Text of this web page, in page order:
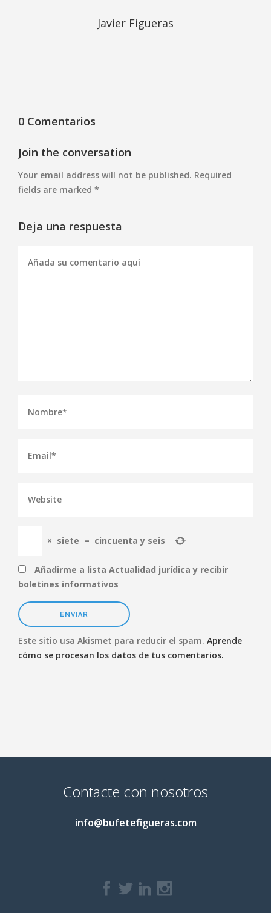
Javier Figueras
0 Comentarios
Join the conversation
Your email address will not be published. Required
fields are marked *
Deja una respuesta
× siete = cincuenta y seis
Añadirme a lista Actualidad jurídica y recibir
boletines informativos
Este sitio usa Akismet para reducir el spam. Aprende
cómo se procesan los datos de tus comentarios.
Contacte con nosotros
info@bufetefigueras.com